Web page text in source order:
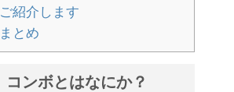
ご紹介します
まとめ
コンボとはなにか？